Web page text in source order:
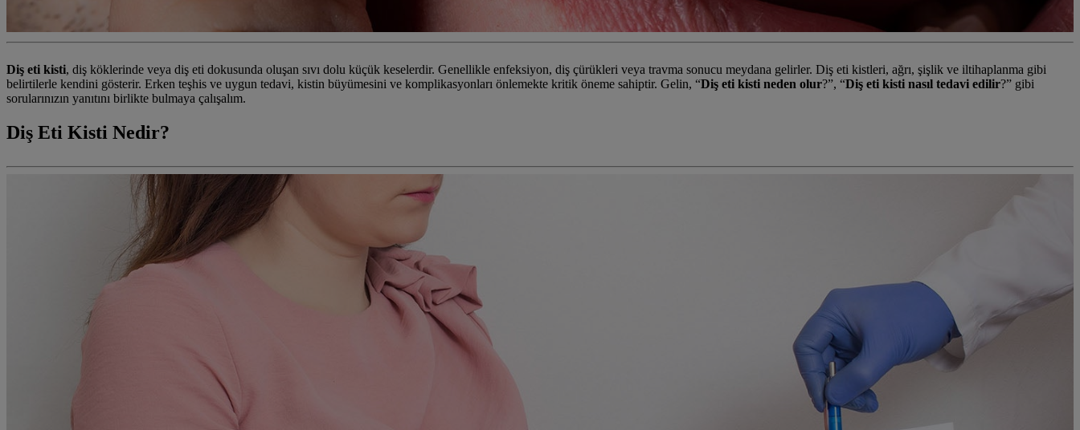
Diş eti kisti, diş köklerinde veya diş eti dokusunda oluşan sıvı dolu küçük keselerdir. Genellikle enfeksiyon, diş çürükleri veya travma sonucu meydana gelirler. Diş eti kistleri, ağrı, şişlik ve iltihaplanma gibi
belirtilerle kendini gösterir. Erken teşhis ve uygun tedavi, kistin büyümesini ve komplikasyonları önlemekte kritik öneme sahiptir. Gelin, “Diş eti kisti neden olur?”, “Diş eti kisti nasıl tedavi edilir?” gibi
sorularınızın yanıtını birlikte bulmaya çalışalım.
Diş Eti Kisti Nedir?